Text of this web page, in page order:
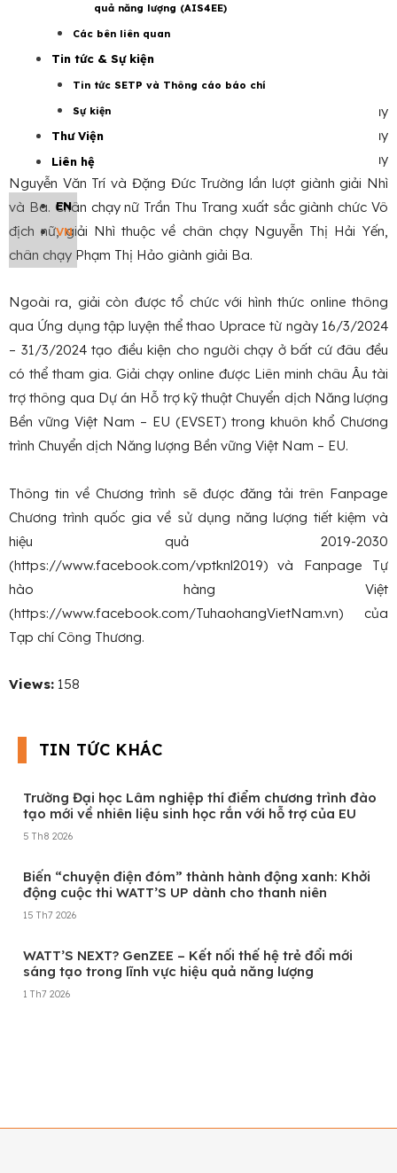
quả năng lượng (AIS4EE)
Các bên liên quan
Tin tức & Sự kiện
Tin tức SETP và Thông cáo báo chí
Sự kiện
Thư Viện
Liên hệ
EN
VN
thường xuyên trong suốt 365 ngày trong năm.
Tại lễ phát động, các vận động viên đã tham gia thi đấu chạy
5km quanh Công viên Thống Nhất. Kết quả chân chạy
Nguyễn Duy Lâm giành chức Vô địch nam, các chân chạy
Nguyễn Văn Trí và Đặng Đức Trường lần lượt giành giải Nhì
và Ba. Chân chạy nữ Trần Thu Trang xuất sắc giành chức Vô
địch nữ, giải Nhì thuộc về chân chạy Nguyễn Thị Hải Yến,
chân chạy Phạm Thị Hảo giành giải Ba.
Ngoài ra, giải còn được tổ chức với hình thức online thông
qua Ứng dụng tập luyện thể thao Uprace từ ngày 16/3/2024
– 31/3/2024 tạo điều kiện cho người chạy ở bất cứ đâu đều
có thể tham gia. Giải chạy online được Liên minh châu Âu tài
trợ thông qua Dự án Hỗ trợ kỹ thuật Chuyển dịch Năng lượng
Bền vững Việt Nam – EU (EVSET) trong khuôn khổ Chương
trình Chuyển dịch Năng lượng Bền vững Việt Nam – EU.
Thông tin về Chương trình sẽ được đăng tải trên Fanpage
Chương trình quốc gia về sử dụng năng lượng tiết kiệm và
hiệu quả 2019-2030
(https://www.facebook.com/vptknl2019) và Fanpage Tự
hào hàng Việt
(https://www.facebook.com/TuhaohangVietNam.vn) của
Tạp chí Công Thương.
Views: 158
TIN TỨC KHÁC
Trường Đại học Lâm nghiệp thí điểm chương trình đào
tạo mới về nhiên liệu sinh học rắn với hỗ trợ của EU
5 Th8 2026
Biến “chuyện điện đóm” thành hành động xanh: Khởi
động cuộc thi WATT’S UP dành cho thanh niên
15 Th7 2026
WATT’S NEXT? GenZEE – Kết nối thế hệ trẻ đổi mới
sáng tạo trong lĩnh vực hiệu quả năng lượng
1 Th7 2026